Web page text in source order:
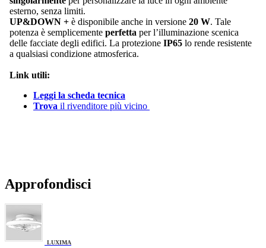
esterno, senza limiti.
UP&DOWN + è disponibile anche in versione 20 W. Tale
potenza è semplicemente perfetta per l’illuminazione scenica
delle facciate degli edifici. La protezione IP65 lo rende resistente
a qualsiasi condizione atmosferica.
Link utili:
Leggi la scheda tecnica
Trova il rivenditore più vicino
Approfondisci
LUXIMA